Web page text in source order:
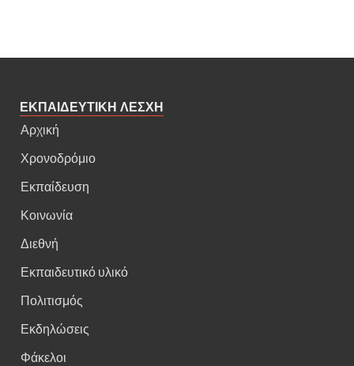
ΕΚΠΑΙΔΕΥΤΙΚΗ ΛΕΣΧΗ
Αρχική
Χρονοδρόμιο
Εκπαίδευση
Κοινωνία
Διεθνή
Εκπαιδευτικό υλικό
Πολιτισμός
Εκδηλώσεις
Φάκελοι